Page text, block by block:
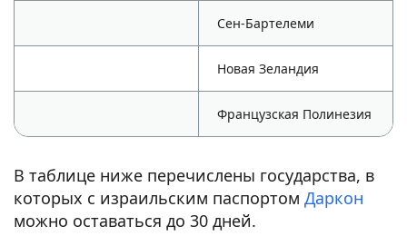
Сен-Бартелеми
Новая Зеландия
Французская Полинезия
В таблице ниже перечислены государства, в
которых с израильским паспортом Даркон
можно оставаться до 30 дней.